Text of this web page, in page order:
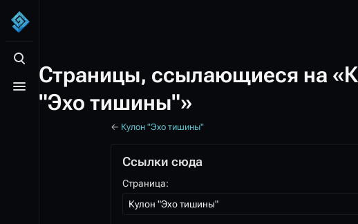
Открыть поиск
Открыть меню
Страницы, ссылающиеся на
"Эхо тишины"»
← Кулон "Эхо тишины"
Ссылки сюда
Страница: